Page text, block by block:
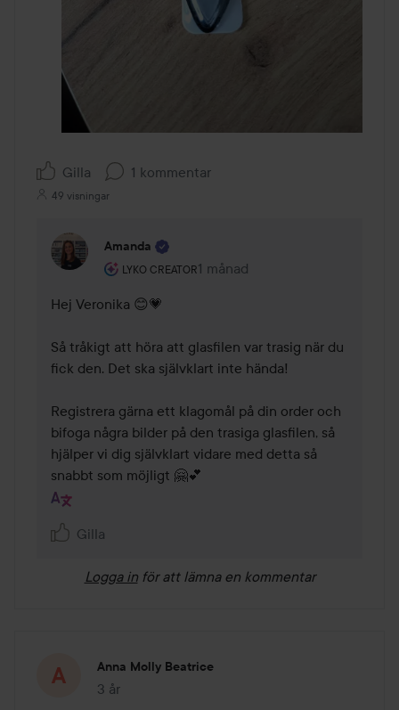
Gilla 1 kommentar
49 visningar
Amanda
LYKO CREATOR
Användarens roll: Lyko Creator.
1 månad
Kommentaren lades 1 månad
Hej Veronika 😊💗
Så tråkigt att höra att glasfilen var trasig när du
fick den. Det ska självklart inte hända!
Registrera gärna ett klagomål på din order och
bifoga några bilder på den trasiga glasfilen, så
hjälper vi dig självklart vidare med detta så
snabbt som möjligt 🤗💕
Gilla
Logga in för att lämna en kommentar
Anna Molly Beatrice
3 år
Inlägget skapades 3 år